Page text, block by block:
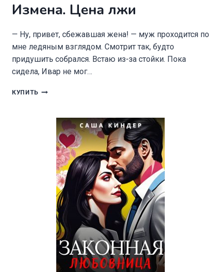
Измена. Цена лжи
— Ну, привет, сбежавшая жена! — муж проходится по
мне ледяным взглядом. Смотрит так, будто
придушить собрался. Встаю из-за стойки. Пока
сидела, Ивар не мог…
КУПИТЬ ИЗМЕНА.